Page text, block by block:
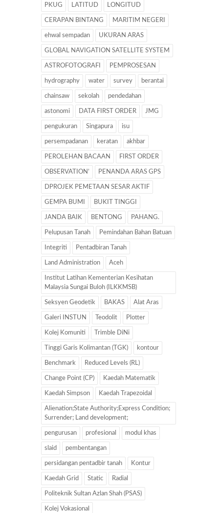
PKUG LATITUD LONGITUD
CERAPAN BINTANG MARITIM NEGERI
ehwal sempadan UKURAN ARAS
GLOBAL NAVIGATION SATELLITE SYSTEM
ASTROFOTOGRAFI PEMPROSESAN
hydrography water survey berantai
chainsaw sekolah pendedahan
astonomi DATA FIRST ORDER JMG
pengukuran Singapura isu
persempadanan keratan akhbar
PEROLEHAN BACAAN FIRST ORDER
OBSERVATION’ PENANDA ARAS GPS
DPROJEK PEMETAAN SESAR AKTIF
GEMPA BUMI BUKIT TINGGI
JANDA BAIK BENTONG PAHANG.
Pelupusan Tanah Pemindahan Bahan Batuan
Integriti Pentadbiran Tanah
Land Administration Aceh
Institut Latihan Kementerian Kesihatan
Malaysia Sungai Buloh (ILKKMSB)
Seksyen Geodetik BAKAS Alat Aras
Galeri INSTUN Teodolit Plotter
Kolej Komuniti Trimble DiNi
Tinggi Garis Kolimantan (TGK) kontour
Benchmark Reduced Levels (RL)
Change Point (CP) Kaedah Matematik
Kaedah Simpson Kaedah Trapezoidal
Alienation;State Authority;Express Condition;
Surrender; Land development;
pengurusan profesional modul khas
slaid pembentangan
persidangan pentadbir tanah Kontur
Kaedah Grid Static Radial
Politeknik Sultan Azlan Shah (PSAS)
Kolej Vokasional